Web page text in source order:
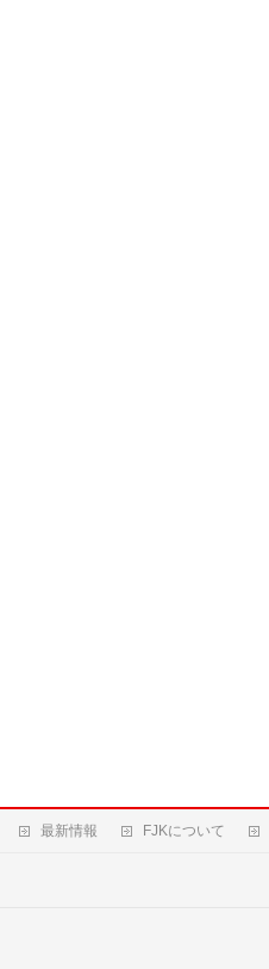
最新情報 FJKについて